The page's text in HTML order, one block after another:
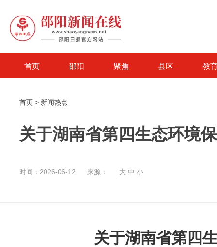
首页 邵阳 聚焦 县区 教
首页 > 新闻热点
关于湖南省第四生态环境
时间：2026-06-12 来源： 大 中 小
关于湖南省第四